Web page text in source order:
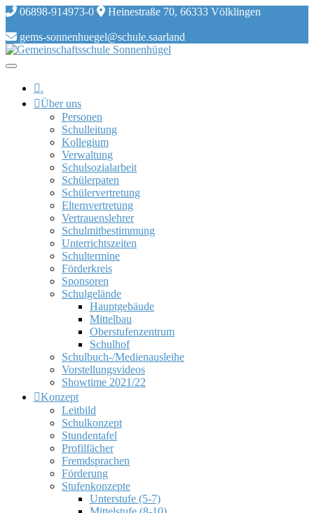
Skip
content
06898-914973-0 Heinestraße 70, 66333 Völklingen
gems-sonnenhuegel@schule.saarland
.
Über uns
Personen
Schulleitung
Kollegium
Verwaltung
Schulsozialarbeit
Schülerpaten
Schülervertretung
Elternvertretung
Vertrauenslehrer
Schulmitbestimmung
Unterrichtszeiten
Schultermine
Förderkreis
Sponsoren
Schulgelände
Hauptgebäude
Mittelbau
Oberstufenzentrum
Schulhof
Schulbuch-/Medienausleihe
Vorstellungsvideos
Showtime 2021/22
Konzept
Leitbild
Schulkonzept
Stundentafel
Profilfächer
Fremdsprachen
Förderung
Stufenkonzepte
Unterstufe (5-7)